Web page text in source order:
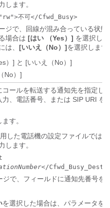
します。
不可</Cfwd_Busy>
ジで、回線が混み合っている状態
場合は [はい （Yes）] を選択し
は、 [いいえ（No）]を選択します
）] と [いいえ（No）]
No）]
コールを転送する通知先を指定し
、電話番号、または SIP URI を
す。
した電話機の設定ファイルでは
します。
</Cfwd_Busy_Dest>
ジで、フィールドに通知先番号を
を選択した場合は、パラメータを